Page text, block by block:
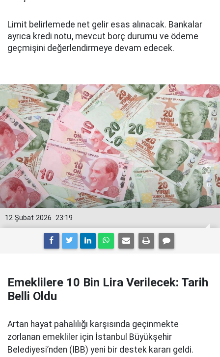
Limit belirlemede net gelir esas alınacak. Bankalar
ayrıca kredi notu, mevcut borç durumu ve ödeme
geçmişini değerlendirmeye devam edecek.
23:19
12 Şubat 2026
Emeklilere 10 Bin Lira Verilecek: Tarih
Belli Oldu
Artan hayat pahalılığı karşısında geçinmekte
zorlanan emekliler için İstanbul Büyükşehir
Belediyesi’nden (İBB) yeni bir destek kararı geldi.